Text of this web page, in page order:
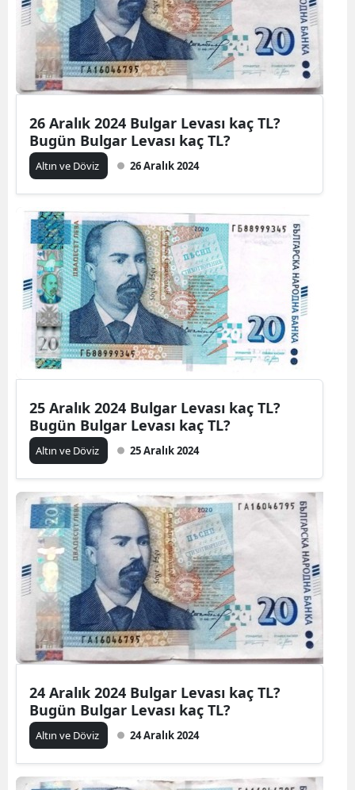
26 Aralık 2024 Bulgar Levası kaç TL?
Bugün Bulgar Levası kaç TL?
Altın ve Döviz 26 Aralık 2024
25 Aralık 2024 Bulgar Levası kaç TL?
Bugün Bulgar Levası kaç TL?
Altın ve Döviz 25 Aralık 2024
24 Aralık 2024 Bulgar Levası kaç TL?
Bugün Bulgar Levası kaç TL?
Altın ve Döviz 24 Aralık 2024